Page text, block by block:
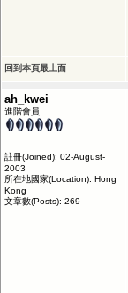
回到本頁最上面
ah_kwei
進階會員
註冊(Joined): 02-August-
2003
所在地國家(Location): Hong
Kong
文章數(Posts): 269